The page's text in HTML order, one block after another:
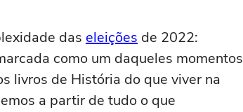
das eleições de 2022:
como um daqueles momentos
livros de História do que viver na
a partir de tudo o que